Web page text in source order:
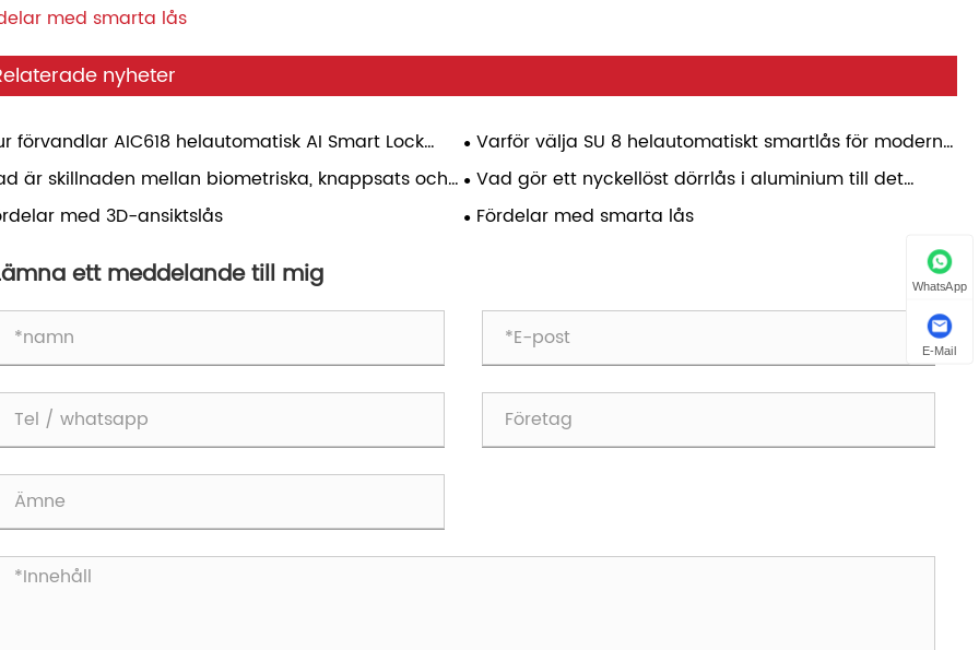
med smarta lås
nyheter
förvandlar AIC618 helautomatisk AI Smart Lock
Varför välja SU 8 helautomatiskt smartlås för moderna
säkerhetsbehov?
är skillnaden mellan biometriska, knappsats och
elektroniska lås?
Vad gör ett nyckellöst dörrlås i aluminium till det
bästa valet för modern smart hemsäkerhet
med 3D-ansiktslås Fördelar med smarta lås
ett meddelande till mig WhatsApp
E-Mail